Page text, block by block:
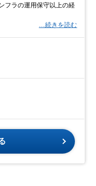
フラの運用保守以上の経
…続きを読む